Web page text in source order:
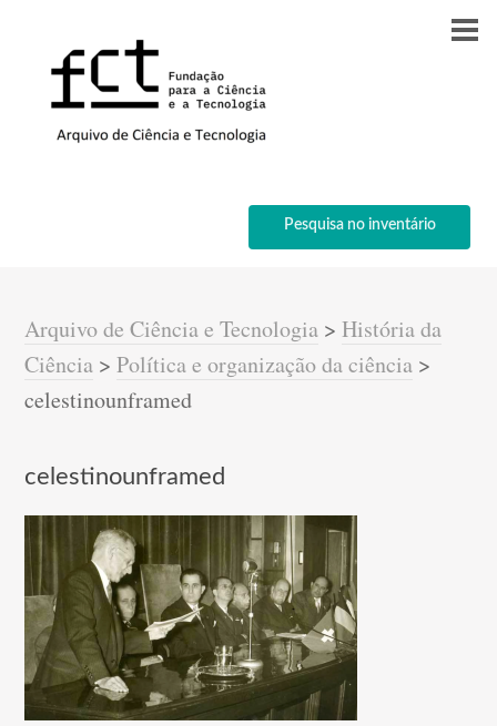
Pesquisa no inventário
Arquivo de Ciência e Tecnologia >História da
Ciência >Política e organização da ciência >
celestinounframed
celestinounframed